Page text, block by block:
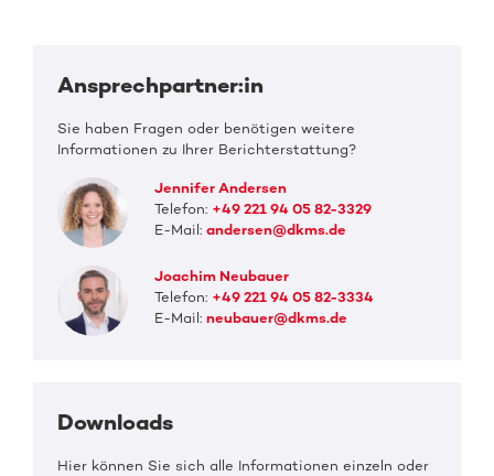
Ansprechpartner:in
Sie haben Fragen oder benötigen weitere
Informationen zu Ihrer Berichterstattung?
Jennifer Andersen
Telefon: +49 221 94 05 82-3329
E-Mail:andersen@dkms.de
Joachim Neubauer
Telefon: +49 221 94 05 82-3334
E-Mail:neubauer@dkms.de
Downloads
Hier können Sie sich alle Informationen einzeln oder